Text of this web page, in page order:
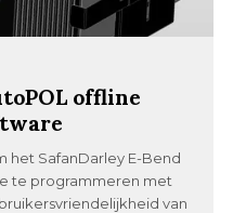
offline
het SafanDarley E-Bend
te programmeren met
van